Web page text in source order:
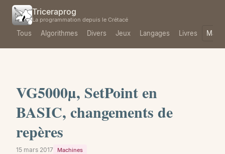
Triceraprog
La programmation depuis le Crétacé
Tous Algorithmes Divers Jeux Langages Livres
VG5000µ, SetPoint en
BASIC, changements de
repères
15 mars 2017 Machines